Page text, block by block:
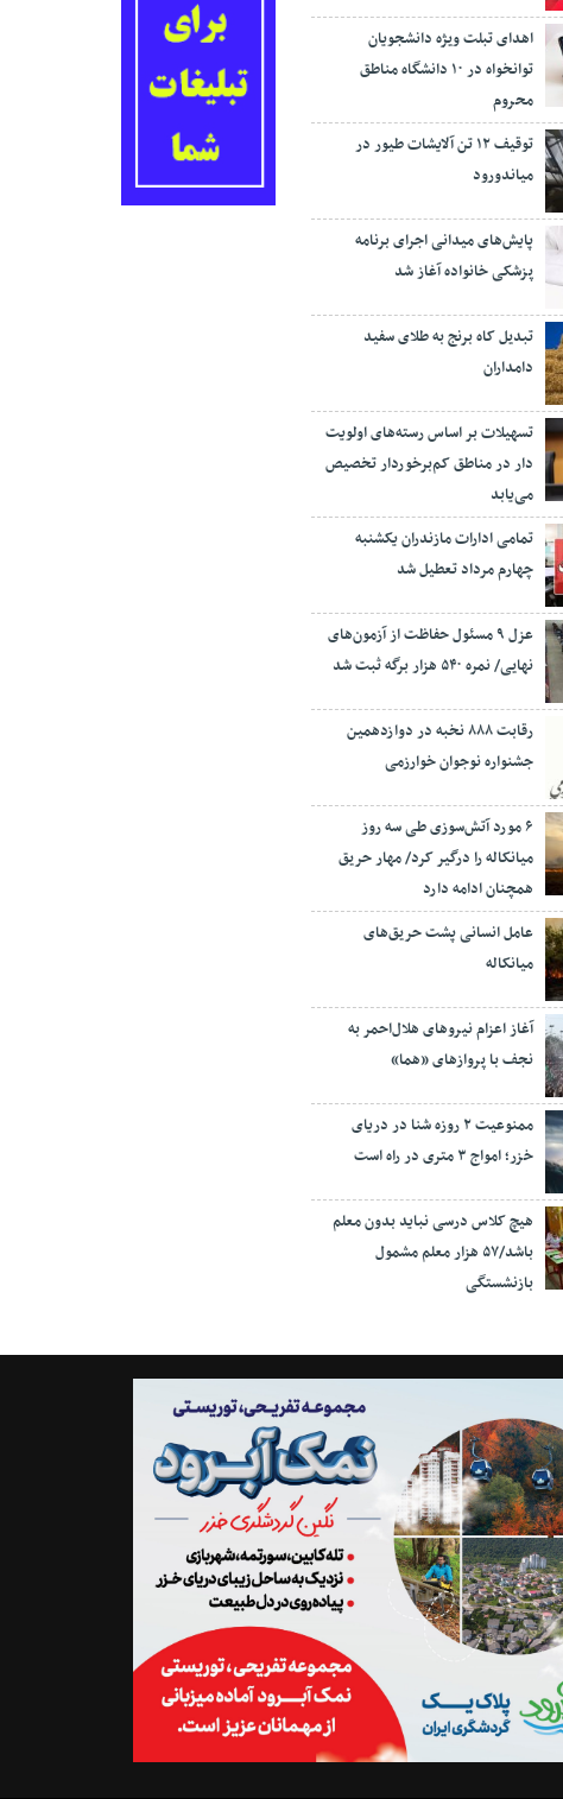
اهدای تبلت ویژه دانشجویان
توانخواه در ۱۰ دانشگاه مناطق
محروم
توقیف ۱۲ تن آلایشات طیور در
میاندورود
پایش‌های میدانی اجرای برنامه
پزشکی خانواده آغاز شد
تبدیل کاه برنج به طلای سفید
دامداران
تسهیلات بر اساس رسته‌های اولویت
دار در مناطق کم‌برخوردار تخصیص
می‌یابد
تمامی ادارات مازندران یکشنبه
چهارم مرداد تعطیل شد
عزل ۹ مسئول حفاظت از آزمون‌های
نهایی/ نمره ۵۴۰ هزار برگه ثبت شد
رقابت ۸۸۸ نخبه در دوازدهمین
جشنواره نوجوان خوارزمی
۶ مورد آتش‌سوزی طی سه روز
میانکاله را درگیر کرد/ مهار حریق
همچنان ادامه دارد
عامل انسانی پشت حریق‌های
میانکاله
آغاز اعزام نیروهای هلال‌احمر به
نجف با پروازهای «هما»
ممنوعیت ۲ روزه شنا در دریای
خزر؛ امواج ۳ متری در راه است
هیچ کلاس درسی نباید بدون معلم
باشد/۵۷ هزار معلم مشمول
بازنشستگی